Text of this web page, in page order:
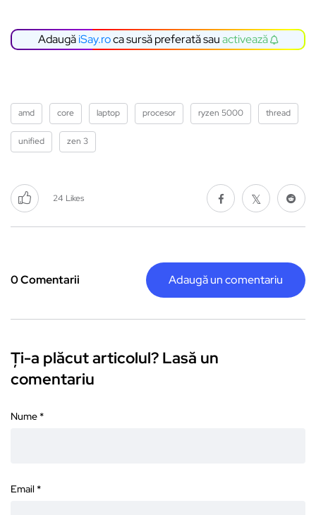
AdaugăiSay.roca sursă preferată sauactivează
amd core laptop procesor ryzen 5000 thread
unified zen 3
24 Likes
0 Comentarii Adaugă un comentariu
Ți-a plăcut articolul? Lasă un
comentariu
Nume *
Email *